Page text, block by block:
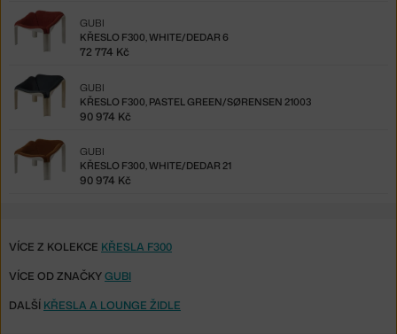
KŘESLO F300, WHITE/DEDAR 6
GUBI
72 774 Kč
KŘESLO F300, PASTEL GREEN/SØRENSEN 21003
GUBI
90 974 Kč
KŘESLO F300, WHITE/DEDAR 21
GUBI
90 974 Kč
VÍCE Z KOLEKCE KŘESLA F300
VÍCE OD ZNAČKYGUBI
DALŠÍ KŘESLA A LOUNGE ŽIDLE